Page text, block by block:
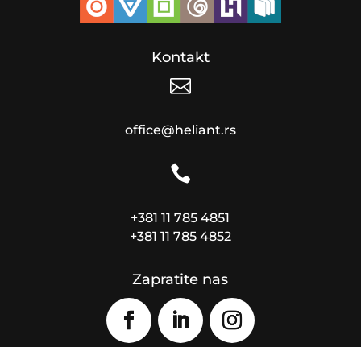
Kontakt

office@heliant.rs

+381 11 785 4851
+381 11 785 4852
Zapratite nas